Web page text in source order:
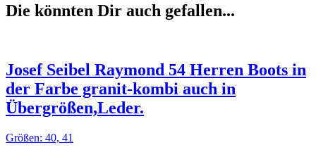
Die könnten Dir auch gefallen...
Josef Seibel Raymond 54 Herren Boots in
der Farbe granit-kombi auch in
Übergrößen,Leder.
Größen: 40, 41